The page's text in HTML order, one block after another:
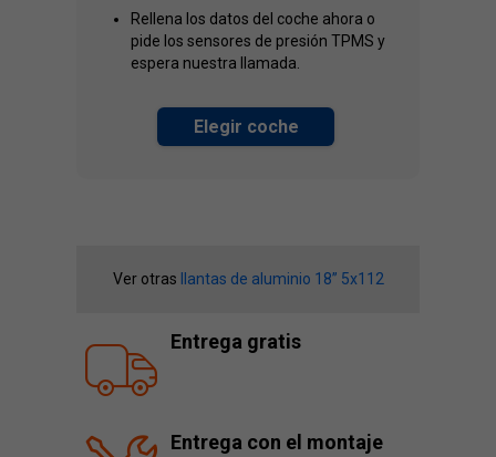
Rellena los datos del coche ahora o
pide los sensores de presión TPMS y
espera nuestra llamada.
Elegir coche
Ver otras llantas de aluminio 18” 5x112
Entrega gratis
Entrega con el montaje